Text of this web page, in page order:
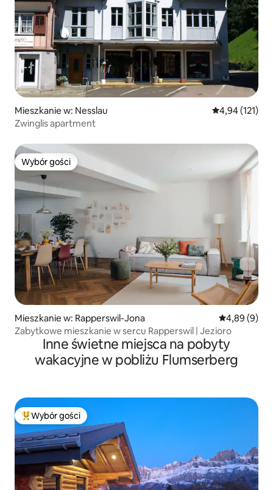
Mieszkanie w: Nesslau Średnia
4,94 (121)
Zwinglis apartment
Wybór gości
Wybór gości
Mieszkanie w: Rapperswil-Jona Średnia
4,89 (9)
Zabytkowe mieszkanie w sercu Rapperswil | Jezioro
Inne świetne miejsca na pobyty
wakacyjne w pobliżu Flumserberg
Najpopularniejsze z kategorii Wybór gości
Wybór gości